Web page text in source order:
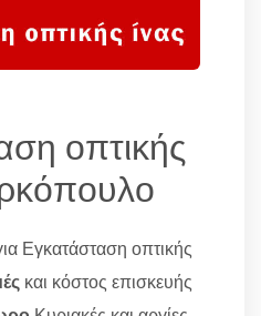
οπτικής
Εγκατάσταση οπτικής
και κόστος επισκευής